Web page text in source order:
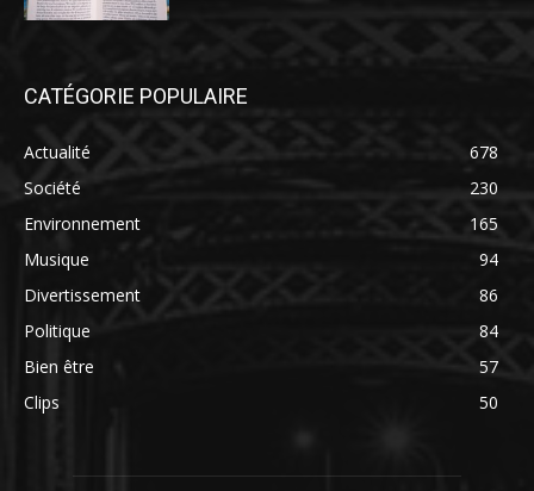
CATÉGORIE POPULAIRE
Actualité
678
Société
230
Environnement
165
Musique
94
Divertissement
86
Politique
84
Bien être
57
Clips
50